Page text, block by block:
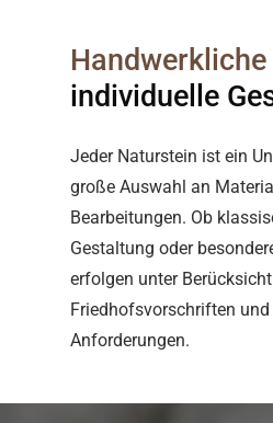
individuelle
Jeder Naturstein ist ein
große Auswahl an
Bearbeitungen. Ob
Gestaltung oder
erfolgen unter
Friedhofsvorschriften
Anforderungen.